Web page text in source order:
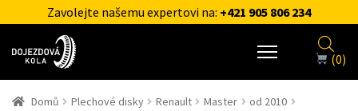
Zavolejte našemu expertovi na: +421 905 806 234
(0)
Domů Plechové disky Renault Master
od 2010